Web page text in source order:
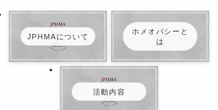
JPHMAについて
ホメオパシーと
は
活動内容